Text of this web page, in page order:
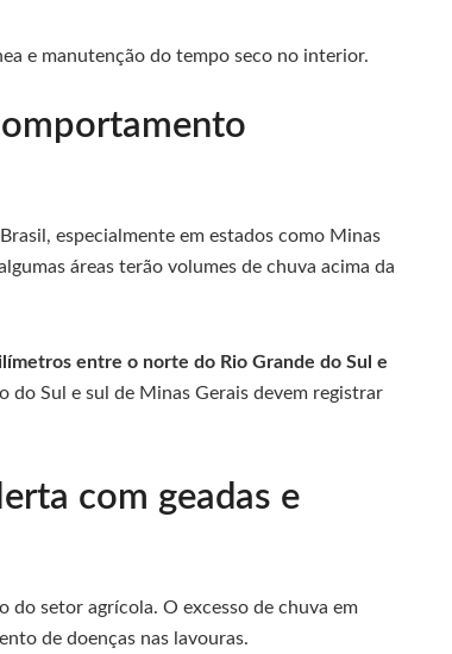
e manutenção do tempo seco no interior.
especialmente em estados como Minas
áreas terão volumes de chuva acima da
entre o norte do Rio Grande do Sul e
do Sul e sul de Minas Gerais devem registrar
com geadas e
do setor agrícola. O excesso de chuva em
de doenças nas lavouras.